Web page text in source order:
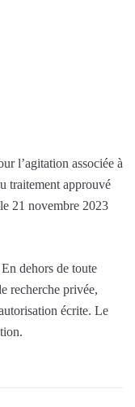
l’agitation associée à
traitement approuvé
21 novembre 2023
dehors de toute
recherche privée,
écrite. Le